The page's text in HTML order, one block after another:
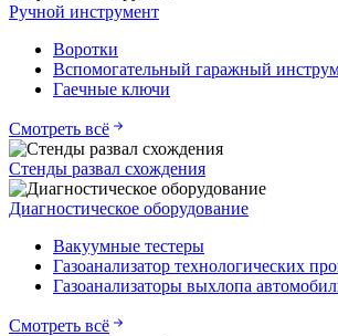
Ручной инструмент
Воротки
Вспомогательный гаражный
Гаечные ключи
Смотреть всё
Стенды развал схождения
Диагностическое оборудование
Вакуумные тестеры
Газоанализатор технологических
Газоанализаторы выхлопа
Смотреть всё